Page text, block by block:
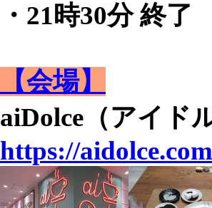
・21時30分 終了
【会場】
aiDolce（アイド
https://